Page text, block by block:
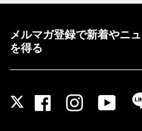
メルマガ登録で新着やニ
を得る
Twitter
FacebookInstagram